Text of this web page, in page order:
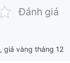
Đánh giá
, giá vàng tháng 12